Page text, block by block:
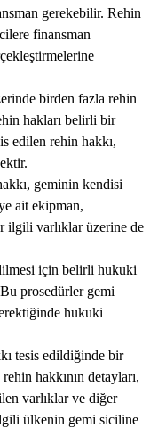
gerekebilir. Rehin
finansman
birden fazla rehin
hakları belirli bir
edilen rehin hakkı,
geminin kendisi
ait ekipman,
ilgili varlıklar üzerine de
için belirli hukuki
prosedürler gemi
hukuki
tesis edildiğinde bir
hakkının detayları,
varlıklar ve diğer
ülkenin gemi siciline